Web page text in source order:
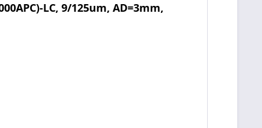
LC, 9/125um, AD=3mm,